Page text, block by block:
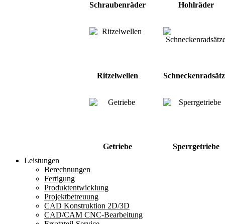
Schraubenräder Hohlräder
Ritzelwellen
Getriebe
Sperrgetriebe
Leistungen
Berechnungen
Fertigung
Produktentwicklung
Projektbetreuung
CAD Konstruktion 2D/3D
CAD/CAM CNC-Bearbeitung